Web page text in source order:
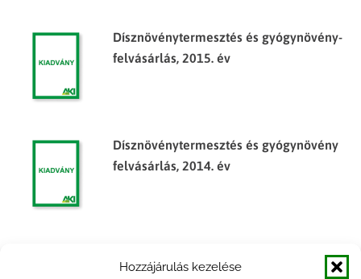
Hozzájárulás kezelése
Dísznövénytermesztés és gyógynövény-
felvásárlás, 2015. év
Dísznövénytermesztés és gyógynövény
felvásárlás, 2014. év
Dísznövénytermesztés és gyógynövény
felvásárlás, 2013. év